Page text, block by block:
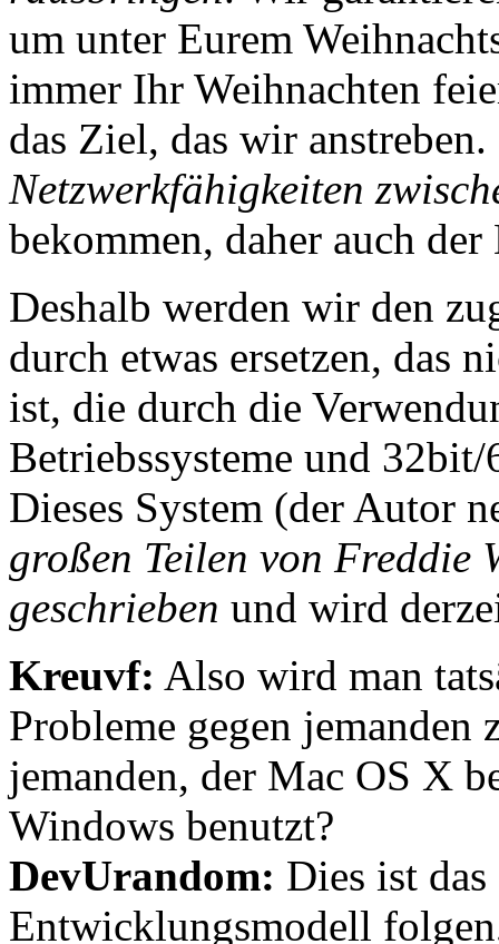
um unter Eurem
immer Ihr Weihnachten
das Ziel, das wir
Netzwerkfähigkeiten
bekommen, daher auch der
Deshalb werden wir den
durch etwas ersetzen, das
ist, die durch die
Betriebssysteme und
Dieses System (der Autor
großen Teilen von Freddie
geschrieben und wird
Kreuvf: Also wird man
Probleme gegen
jemanden, der Mac OS X
Windows benutzt?
DevUrandom: Dies ist
Entwicklungsmodell